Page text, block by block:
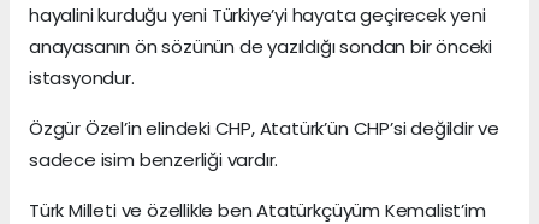
hayalini kurduğu yeni Türkiye’yi hayata geçirecek yeni
anayasanın ön sözünün de yazıldığı sondan bir önceki
istasyondur.
Özgür Özel’in elindeki CHP, Atatürk’ün CHP’si değildir ve
sadece isim benzerliği vardır.
Türk Milleti ve özellikle ben Atatürkçüyüm Kemalist’im